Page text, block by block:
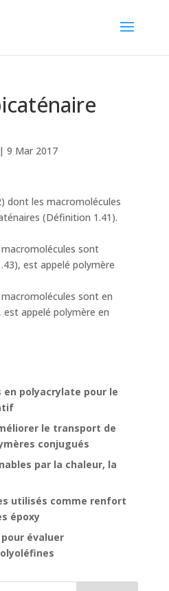
| 9 Mar 2017
dont les macromolécules
(Définition 1.41).
sont
est appelé polymère
sont en
appelé polymère en
en polyacrylate pour le
le transport de
conjugués
par la chaleur, la
utilisés comme renfort
époxy
évaluer